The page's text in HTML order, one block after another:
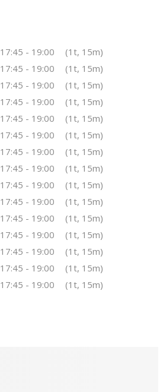
17:45 - 19:00
(1t, 15m)
17:45 - 19:00
(1t, 15m)
17:45 - 19:00
(1t, 15m)
17:45 - 19:00
(1t, 15m)
17:45 - 19:00
(1t, 15m)
17:45 - 19:00
(1t, 15m)
17:45 - 19:00
(1t, 15m)
17:45 - 19:00
(1t, 15m)
17:45 - 19:00
(1t, 15m)
17:45 - 19:00
(1t, 15m)
17:45 - 19:00
(1t, 15m)
17:45 - 19:00
(1t, 15m)
17:45 - 19:00
(1t, 15m)
17:45 - 19:00
(1t, 15m)
17:45 - 19:00 (1t, 15m)